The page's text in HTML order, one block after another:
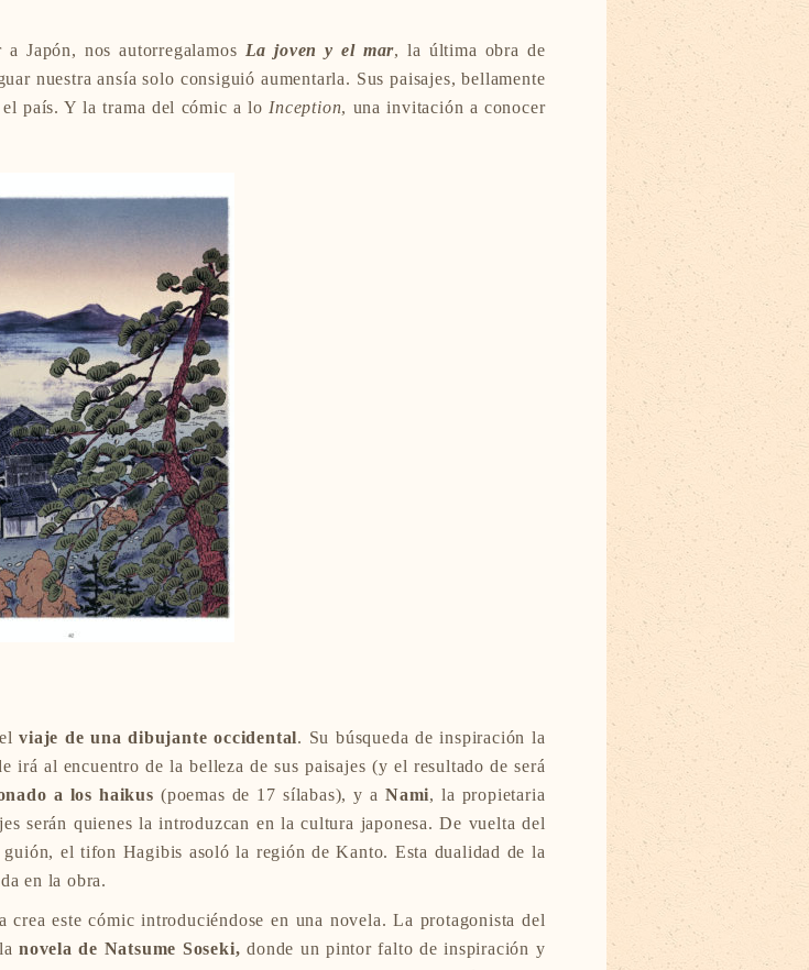
Japón, nos autorregalamos La joven y el mar, la última obra de
nuestra ansía solo consiguió aumentarla. Sus paisajes, bellamente
país. Y la trama del cómic a lo Inception, una invitación a conocer
elviaje de una dibujante occidental. Su búsqueda de inspiración la
irá al encuentro de la belleza de sus paisajes (y el resultado de será
a los haikus (poemas de 17 sílabas), y a Nami, la propietaria
serán quienes la introduzcan en la cultura japonesa. De vuelta del
el tifon Hagibis asoló la región de Kanto. Esta dualidad de la
en la obra.
crea este cómic introduciéndose en una novela. La protagonista del
novela de Natsume Soseki, donde un pintor falto de inspiración y